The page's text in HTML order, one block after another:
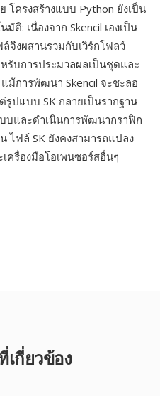
โครงสร้างแบบ Python ยังเป็น
ติ: เนื่องจาก Skencil เองเป็น
จึงผสานรวมกับเวิร์กโฟลว์
รับการประมวลผลเป็นชุดและ
ม้การพัฒนา Skencil จะชะลอ
รูปแบบ SK กลายเป็นรากฐาน
บและดำเนินการพัฒนากราฟิก
ไฟล์ SK ยังคงสามารถแปลง
ครื่องมือโอเพนซอร์สอื่นๆ
เกี่ยวข้อง